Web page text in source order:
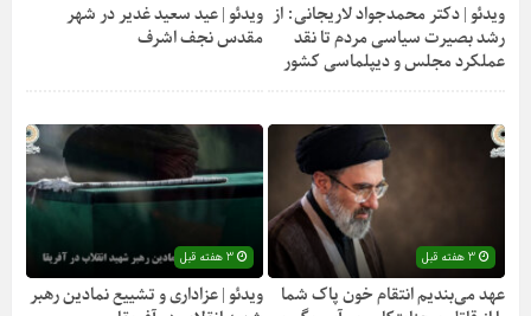
ویدئو | دکتر محمدجواد لاریجانی: از
رشد بصیرت سیاسی مردم تا نقد
عملکرد مجلس و دیپلماسی کشور
ویدئو | عید سعید غدیر در شهر
مقدس نجف اشرف
3 هفته قبل
عهد می‌بندیم انتقام خون پاک شما
ویدئو | عزاداری و تشییع نمادین رهبر